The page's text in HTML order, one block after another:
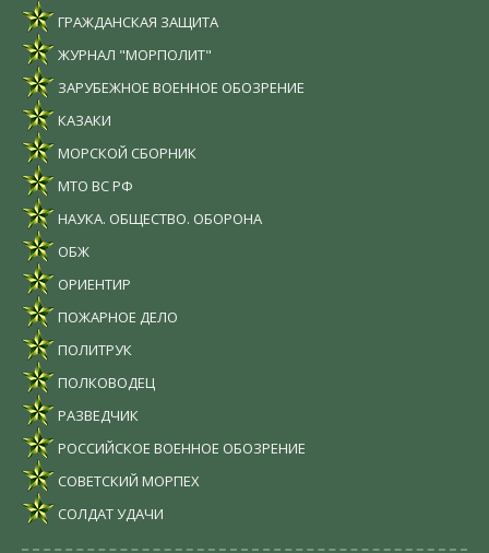
ГРАЖДАНСКАЯ ЗАЩИТА
ЖУРНАЛ "МОРПОЛИТ"
ЗАРУБЕЖНОЕ ВОЕННОЕ ОБОЗРЕНИЕ
КАЗАКИ
МОРСКОЙ СБОРНИК
МТО ВС РФ
НАУКА. ОБЩЕСТВО. ОБОРОНА
ОБЖ
ОРИЕНТИР
ПОЖАРНОЕ ДЕЛО
ПОЛИТРУК
ПОЛКОВОДЕЦ
РАЗВЕДЧИК
РОССИЙСКОЕ ВОЕННОЕ ОБОЗРЕНИЕ
СОВЕТСКИЙ МОРПЕХ
СОЛДАТ УДАЧИ